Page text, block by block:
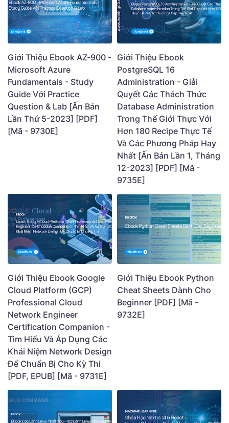
Giới Thiệu Ebook AZ-900 -
Microsoft Azure
Fundamentals - Study
Guide Với Practice
Question & Lab [Ấn Bản
Lần Thứ 5-2023] [PDF]
[Mã - 9730E]
Giới Thiệu Ebook
PostgreSQL 16
Administration - Giải
Quyết Các Thách Thức
Database Administration
Trong Thế Giới Thực Với
Hơn 180 Recipe Thực Tế
Và Các Phương Pháp Hay
Nhất [Ấn Bản Lần 1, Tháng
12-2023] [PDF] [Mã -
9735E]
Giới Thiệu Ebook Google
Cloud Platform (GCP)
Professional Cloud
Network Engineer
Certification Companion -
Tìm Hiểu Và Áp Dụng Các
Khái Niệm Network Design
Để Chuẩn Bị Cho Kỳ Thi
[PDF, EPUB] [Mã - 9731E]
Giới Thiệu Ebook Python
Cheat Sheets Dành Cho
Beginner [PDF] [Mã -
9732E]